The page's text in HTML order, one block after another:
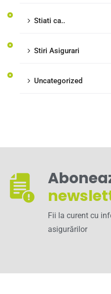
Stiati ca..
Stiri Asigurari
Uncategorized
Fii la curent cu
asigurărilor